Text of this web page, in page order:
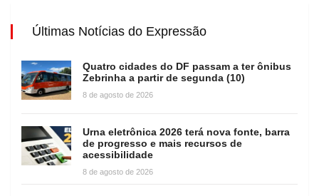
Últimas Notícias do Expressão
Quatro cidades do DF passam a ter ônibus
Zebrinha a partir de segunda (10)
8 de agosto de 2026
Urna eletrônica 2026 terá nova fonte, barra
de progresso e mais recursos de
acessibilidade
8 de agosto de 2026